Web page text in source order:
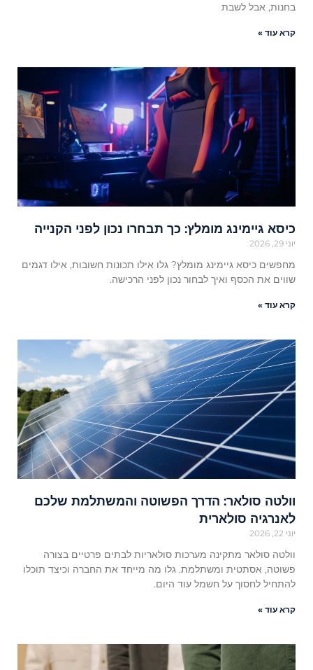
בחנות, אבל לשבת
קרא עוד »
כיסא גיימינג מומלץ: כך תבחרו נכון לפני הקנייה
יוני 29, 2026
מחפשים כיסא גיימינג מומלץ? גלו אילו תכונות חשובות, אילו דגמים
שווים את הכסף ואיך לבחור נכון לפני הרכישה.
קרא עוד »
וולטה סולאר: הדרך הפשוטה והמשתלמת שלכם
לאנרגיה סולארית
יוני 22, 2026
וולטה סולאר מתקינה מערכות סולאריות לבתים פרטיים בצורה
פשוטה, אסתטית ומשתלמת. גלו מה מייחד את החברה וכיצד תוכלו
להתחיל לחסוך על חשמל עוד היום.
קרא עוד »